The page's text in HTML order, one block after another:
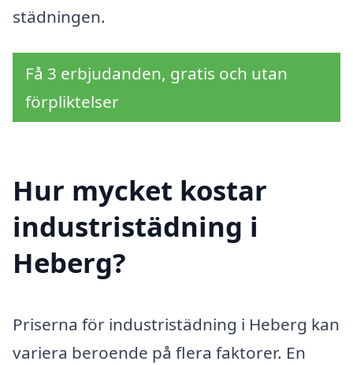
städningen.
Få 3 erbjudanden, gratis och utan
förpliktelser
Hur mycket kostar
industristädning i
Heberg?
Priserna för industristädning i Heberg kan
variera beroende på flera faktorer. En